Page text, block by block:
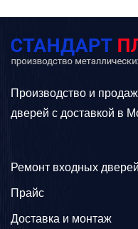
Производство и
дверей с доставкой в
Ремонт входных дверей
Прайс
Доставка и монтаж